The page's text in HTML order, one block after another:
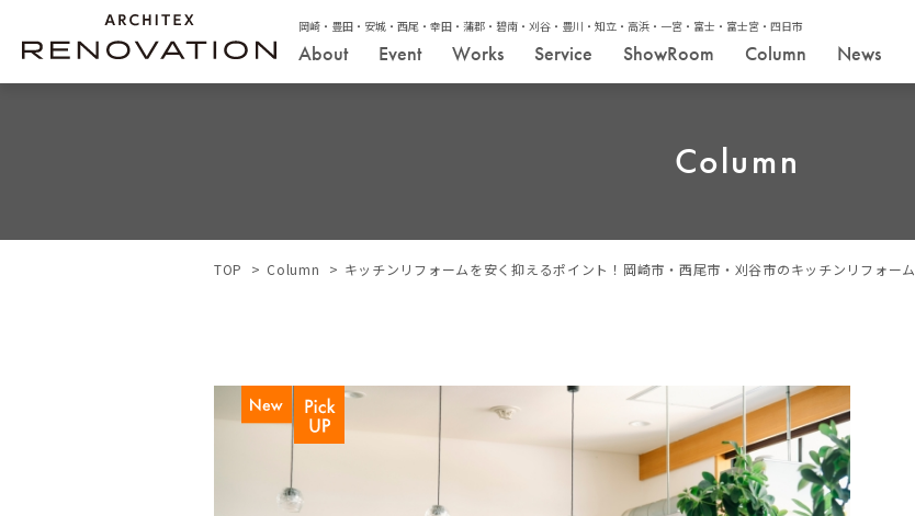
岡崎・豊田・安城・西尾・幸田・蒲郡・碧南・刈谷・豊川・知立・高浜・一宮・富士・富士宮・四日市
About Event Works Service ShowRoom Column News
Column
TOP Column キッチンリフォームを安く抑えるポイント！岡崎市・西尾市・刈谷市のキッチンリフォーム